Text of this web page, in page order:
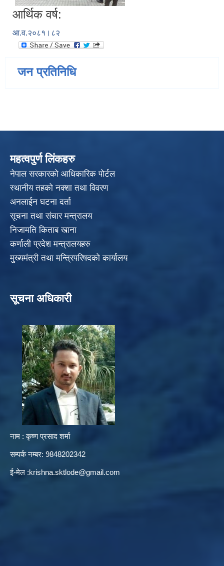
आर्थिक वर्ष:
आ.व.२०८१।८२
जन प्रतिनिधि
महत्वपुर्ण लिंकहरु
नेपाल सरकारको आधिकारिक पोर्टल
स्थानीय तहको नक्शा तथा विवरण
अनलाईन घटना दर्ता
सूचना तथा संचार मन्त्रालय
निजामति किताब खाना
कर्णाली प्रदेश मन्त्रालयहरु
मुख्यमंत्री तथा मन्त्रिपरिषदको कार्यालय
सूचना अधिकारी
नाम : कृष्ण प्रसाद शर्मा
सम्पर्क नम्बर: 9848202342
ई-मेल :krishna.sktlode@gmail.com